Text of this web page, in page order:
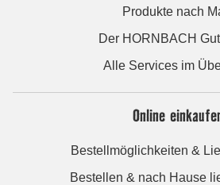
Produkte nach
Der HORNBACH
Alle Services im
Online
Bestellmöglichkeiten &
Bestellen & nach Hause